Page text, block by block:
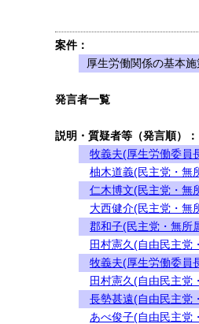
案件：
厚生労働関係の基本
発言者一覧
説明・質疑者等（発言順）：
牧義夫(厚生労働委員
柚木道義(民主党・無
仁木博文(民主党・無
大西健介(民主党・無
郡和子(民主党・無所
田村憲久(自由民主党
牧義夫(厚生労働委員
田村憲久(自由民主党
長勢甚遠(自由民主党
あべ俊子(自由民主党